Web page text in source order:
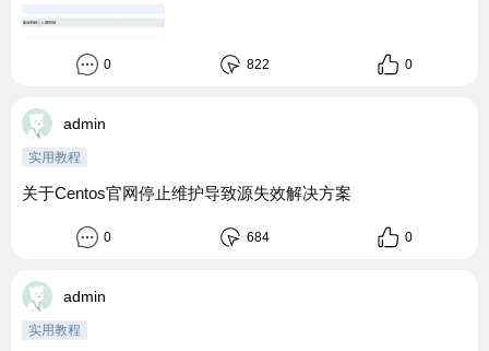
0 822 0
admin
实用教程
关于Centos官网停止维护导致源失效解决方案
0 684 0
admin
实用教程